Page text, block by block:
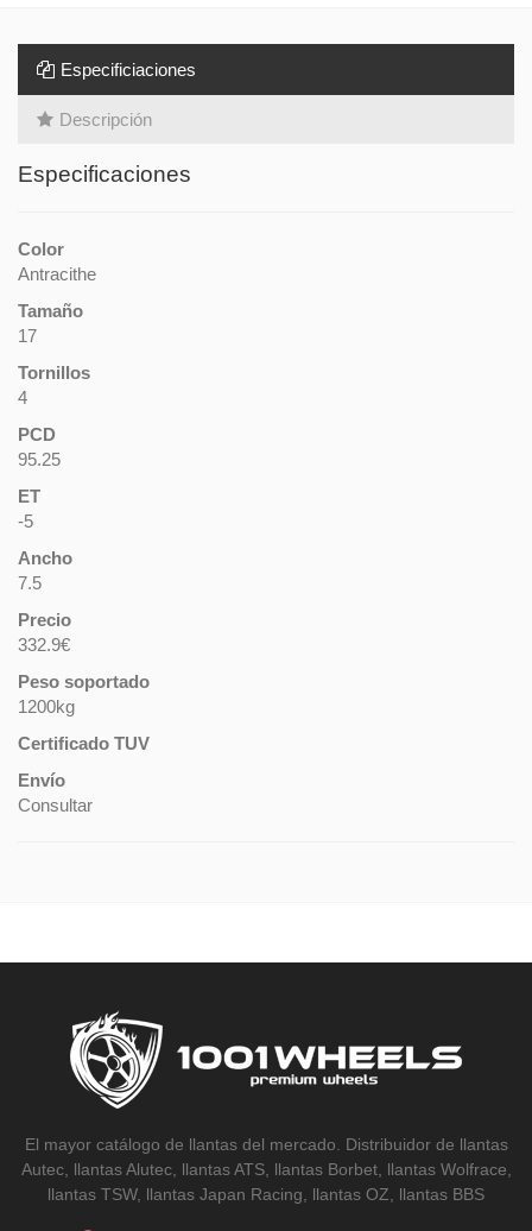
Especificiaciones
Descripción
Especificaciones
Color
Antracithe
Tamaño
17
Tornillos
4
PCD
95.25
ET
-5
Ancho
7.5
Precio
332.9€
Peso soportado
1200kg
Certificado TUV
Envío
Consultar
El mayor catálogo de llantas del mercado. Distribuidor de llantas
Autec, llantas Alutec, llantas ATS, llantas Borbet, llantas Wolfrace,
llantas TSW, llantas Japan Racing, llantas OZ, llantas BBS